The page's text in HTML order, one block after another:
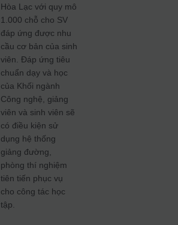
Hòa Lạc với quy mô
1.000 chỗ cho SV
đáp ứng được nhu
cầu cơ bản của sinh
viên. Đáp ứng tiêu
chuẩn dạy và học
của Khối ngành
Công nghệ, giảng
viên và sinh viên sẽ
có điều kiện sử
dụng hệ thống
giảng đường,
phòng thí nghiệm
tiên tiến phục vụ
cho công tác học
tập.